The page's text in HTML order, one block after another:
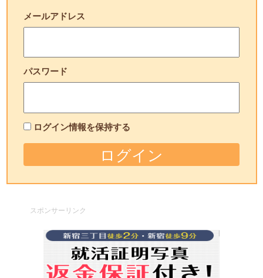
メールアドレス
パスワード
ログイン情報を保持する
スポンサーリンク